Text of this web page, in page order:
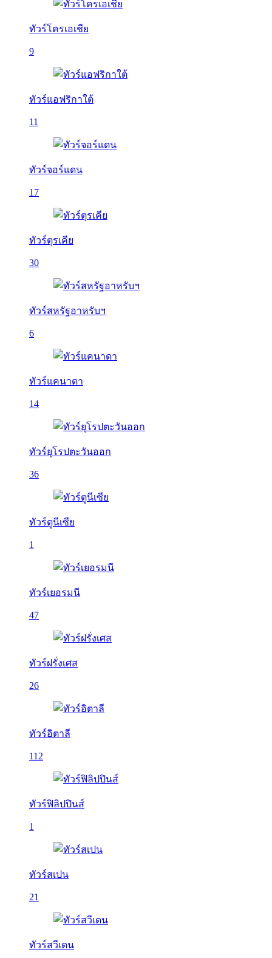
ทัวร์โครเอเชีย
9
ทัวร์แอฟริกาใต้
11
ทัวร์จอร์แดน
17
ทัวร์ตุรเคีย
30
ทัวร์สหรัฐอาหรับฯ
6
ทัวร์แคนาดา
14
ทัวร์ยุโรปตะวันออก
36
ทัวร์ตูนีเซีย
1
ทัวร์เยอรมนี
47
ทัวร์ฝรั่งเศส
26
ทัวร์อิตาลี
112
ทัวร์ฟิลิปปินส์
1
ทัวร์สเปน
21
ทัวร์สวีเดน